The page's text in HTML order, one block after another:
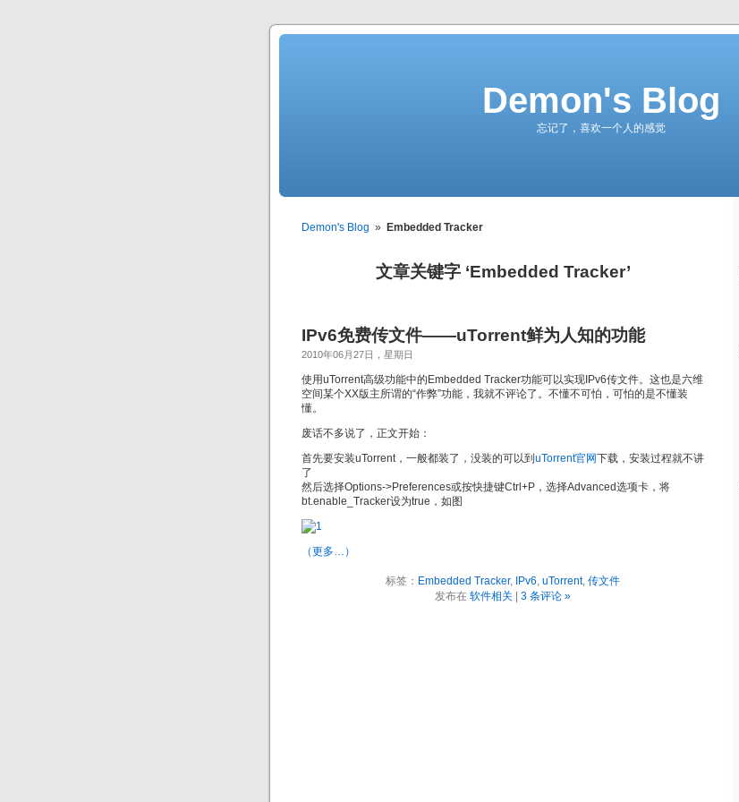
Demon's Blog
忘记了，喜欢一个人的感觉
Demon's Blog » Embedded Tracker
文章关键字 ‘Embedded Tracker’
IPv6免费传文件——uTorrent鲜为人知的功能
2010年06月27日，星期日
使用uTorrent高级功能中的Embedded Tracker功能可以实现IPv6传文件。这也是六维
空间某个XX版主所谓的“作弊”功能，我就不评论了。不懂不可怕，可怕的是不懂装
懂。
废话不多说了，正文开始：
首先要安装uTorrent，一般都装了，没装的可以到 uTorrent官网下载，安装过程就不讲
了
然后选择Options->Preferences或按快捷键Ctrl+P，选择Advanced选项卡，将
bt.enable_Tracker设为true，如图
（更多…）
标签： Embedded Tracker, IPv6, uTorrent, 传文件
发布在 软件相关 3 条评论 »